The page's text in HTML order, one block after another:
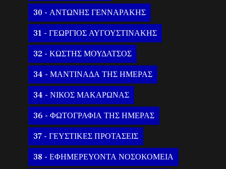
30 - ΑΝΤΩΝΗΣ ΓΕΝΝΑΡΑΚΗΣ
31 - ΓΕΩΡΓΙΟΣ ΑΥΓΟΥΣΤΙΝΑΚΗΣ
32 - ΚΩΣΤΗΣ ΜΟΥΔΑΤΣΟΣ
34 - ΜΑΝΤΙΝΑΔΑ ΤΗΣ ΗΜΕΡΑΣ
34 - ΝΙΚΟΣ ΜΑΚΑΡΩΝΑΣ
36 - ΦΩΤΟΓΡΑΦΙΑ ΤΗΣ ΗΜΕΡΑΣ
37 - ΓΕΥΣΤΙΚΕΣ ΠΡΟΤΑΣΕΙΣ
38 - ΕΦΗΜΕΡΕΥΟΝΤΑ ΝΟΣΟΚΟΜΕΙΑ